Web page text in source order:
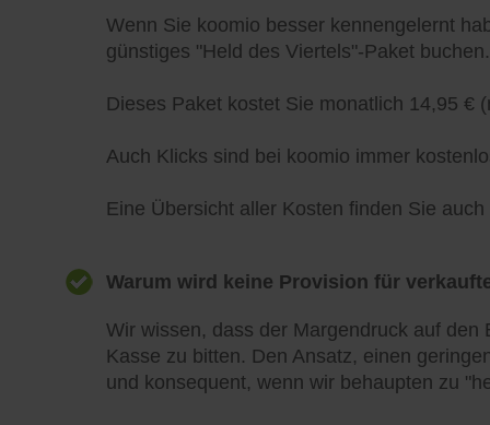
Wenn Sie koomio besser kennengelernt
günstiges "Held des Viertels"-Paket buchen.
Dieses Paket kostet Sie monatlich 14,95 €
Auch Klicks sind bei koomio immer
Eine Übersicht aller Kosten finden Sie
Warum wird keine Provision für
Wir wissen, dass der Margendruck auf
Kasse zu bitten. Den Ansatz, einen
und konsequent, wenn wir behaupten zu